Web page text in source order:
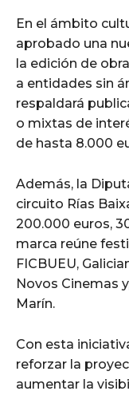
En el ámbito
aprobado una
la edición de
a entidades sin
respaldará
o mixtas de
de hasta 8.000
Además, la
circuito Rías
200.000 euros,
marca reúne
FICBUEU,
Novos Cinemas
Marín.
Con esta
reforzar la
aumentar la